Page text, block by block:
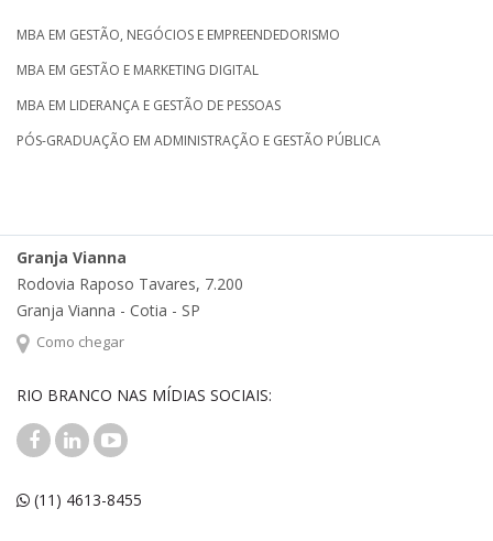
MBA EM GESTÃO, NEGÓCIOS E EMPREENDEDORISMO
MBA EM GESTÃO E MARKETING DIGITAL
MBA EM LIDERANÇA E GESTÃO DE PESSOAS
PÓS-GRADUAÇÃO EM ADMINISTRAÇÃO E GESTÃO PÚBLICA
Granja Vianna
Rodovia Raposo Tavares, 7.200
Granja Vianna - Cotia - SP
Como chegar
RIO BRANCO NAS MÍDIAS SOCIAIS:
(11) 4613-8455